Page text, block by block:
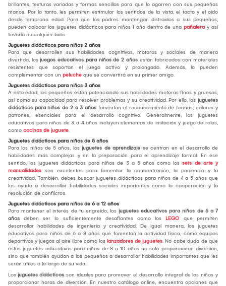
brillantes, texturas variadas y formas sencillas para que lo agarren con sus pequeñas
manos. Por lo tanto, les permiten estimular los sentidos de la vista, el tacto y el oído
desde temprana edad. Para que los padres mantengan distraídos a sus pequeños,
pueden colocar los juguetes didácticos para niños 1 año dentro de una pañalera y así
llevarlo a cualquier lado.
Juguetes didácticos para niños 2 años
Para que desarrollen sus habilidades cognitivas, motoras y sociales de manera
divertida, los juegos educativos para niños de 2 años están fabricados con materiales
resistentes que soportan el juego activo y prolongado. Además, lo pueden
complementar con un peluche que se convertirá en su primer amigo.
Juguetes didácticos para niños 3 años
A esta edad, los pequeños están potenciando sus habilidades motoras finas y gruesas,
así como su capacidad para resolver problemas y su creatividad. Por ello, los juguetes
didácticos para niños de 2 a 3 años fomentan el reconocimiento de formas, colores y
patrones, esenciales para el desarrollo cognitivo. Generalmente, los juguetes
educativos para niños de 3 a 4 años incluyen elementos de imitación y juego de roles,
como cocinas de juguete.
Juguetes didácticos para niños de 5 años
Para los niños de 5 años, los juguetes de aprendizaje se centran en el desarrollo de
habilidades más complejas y en la preparación para el aprendizaje formal. En ese
sentido, los juguetes didácticos para niños de 3 a 5 años como los sets de arte y
manualidades son excelentes para fomentar la concentración, la paciencia y la
creatividad. También, debes buscar juguetes didácticos para niños de 4 a 5 años que
les ayude a desarrollar habilidades sociales importantes como la cooperación y la
resolución de conflictos.
Juguetes didácticos para niños de 6 a 12 años
Para mantener el interés de tu engreído, los juguetes educativos para niños de 6 a 7
años deben ser lo suficientemente desafiantes como los LEGOque permiten
desarrollar habilidades de ingeniería y creatividad. De igual manera, los juguetes
educativos para niños de 6 a 8 años que fomentan la actividad física, como equipos
deportivos y juegos al aire libre como los lanzadores de juguetes. No cabe duda de que
estos juguetes educativos para niños de 8 a 10 años no solo proporcionan diversión,
sino que también ayudan a los pequeños a desarrollar habilidades importantes que les
serán útiles a lo largo de su vida.
Los juguetes didácticos son ideales para promover el desarrollo integral de los niños y
proporcionar horas de diversión. En nuestro catálogo online, encuentra opciones que